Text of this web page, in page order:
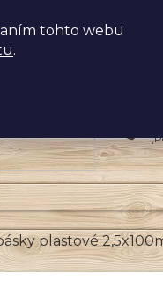
tohto webu
.
plastové